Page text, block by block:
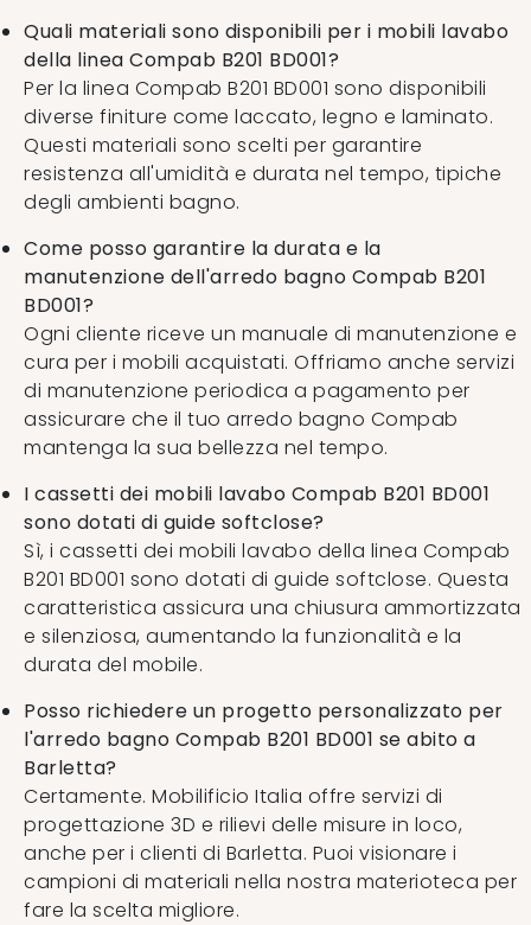
Quali materiali sono disponibili per i mobili lavabo
della linea Compab B201 BD001?
Per la linea Compab B201 BD001 sono disponibili
diverse finiture come laccato, legno e laminato.
Questi materiali sono scelti per garantire
resistenza all'umidità e durata nel tempo, tipiche
degli ambienti bagno.
Come posso garantire la durata e la
manutenzione dell'arredo bagno Compab B201
BD001?
Ogni cliente riceve un manuale di manutenzione e
cura per i mobili acquistati. Offriamo anche servizi
di manutenzione periodica a pagamento per
assicurare che il tuo arredo bagno Compab
mantenga la sua bellezza nel tempo.
I cassetti dei mobili lavabo Compab B201 BD001
sono dotati di guide softclose?
Sì, i cassetti dei mobili lavabo della linea Compab
B201 BD001 sono dotati di guide softclose. Questa
caratteristica assicura una chiusura ammortizzata
e silenziosa, aumentando la funzionalità e la
durata del mobile.
Posso richiedere un progetto personalizzato per
l'arredo bagno Compab B201 BD001 se abito a
Barletta?
Certamente. Mobilificio Italia offre servizi di
progettazione 3D e rilievi delle misure in loco,
anche per i clienti di Barletta. Puoi visionare i
campioni di materiali nella nostra materioteca per
fare la scelta migliore.